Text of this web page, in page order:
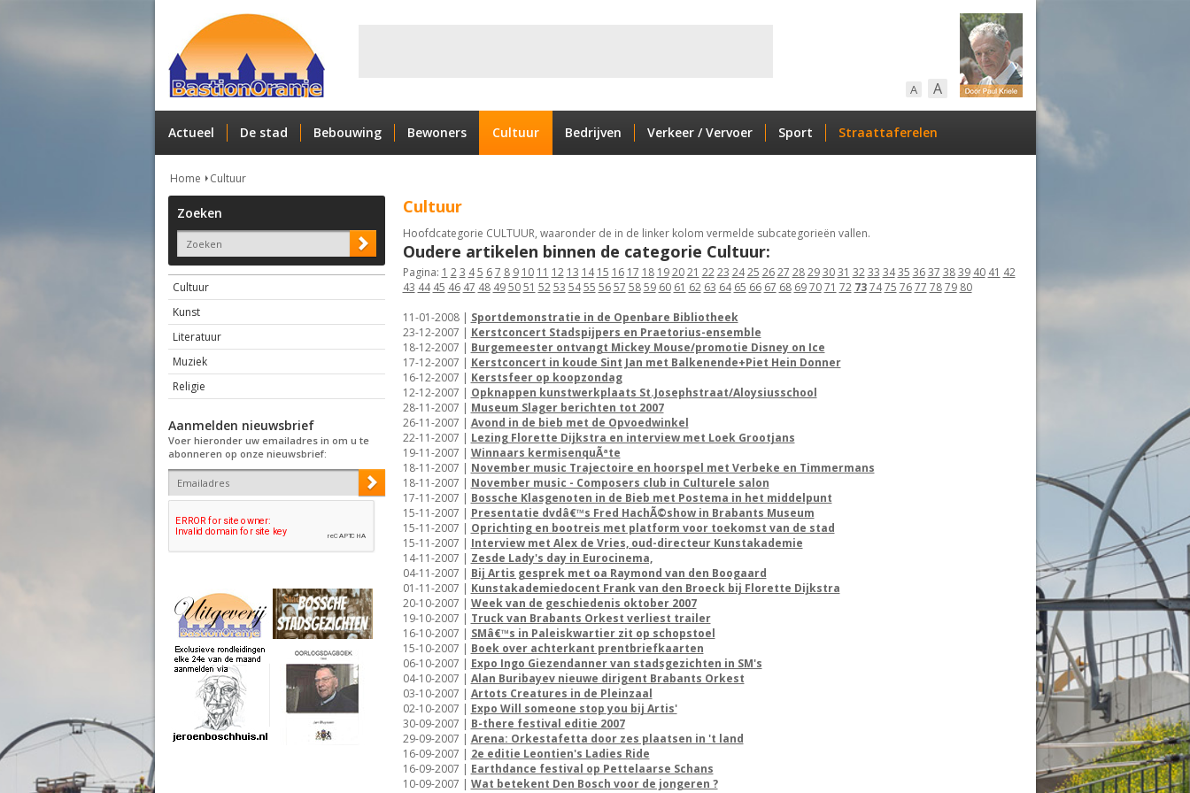
A A
Actueel De stad Bebouwing Bewoners Cultuur Bedrijven Verkeer / Vervoer Sport Straattaferelen
Home Cultuur
Zoeken
Cultuur
Kunst
Literatuur
Muziek
Religie
Aanmelden nieuwsbrief
Voer hieronder uw emailadres in om u te
abonneren op onze nieuwsbrief:
Cultuur
Hoofdcategorie CULTUUR, waaronder de in de linker kolom vermelde subcategorieën vallen.
Oudere artikelen binnen de categorie Cultuur:
Pagina: 1 2 3 4 5 6 7 8 9 10 11 12 13 14 15 16 17 18 19 20 21 22 23 24 25 26 27 28 29 30 31 32 33 34 35 36 37 38 39 40 41 42
43 44 45 46 47 48 49 50 51 52 53 54 55 56 57 58 59 60 61 62 63 64 65 66 67 68 69 70 71 72 73 74 75 76 77 78 79 80
11-01-2008 | Sportdemonstratie in de Openbare Bibliotheek
23-12-2007 | Kerstconcert Stadspijpers en Praetorius-ensemble
18-12-2007 | Burgemeester ontvangt Mickey Mouse/promotie Disney on Ice
17-12-2007 | Kerstconcert in koude Sint Jan met Balkenende+Piet Hein Donner
16-12-2007 | Kerstsfeer op koopzondag
12-12-2007 | Opknappen kunstwerkplaats St.Josephstraat/Aloysiusschool
28-11-2007 | Museum Slager berichten tot 2007
26-11-2007 | Avond in de bieb met de Opvoedwinkel
22-11-2007 | Lezing Florette Dijkstra en interview met Loek Grootjans
19-11-2007 | Winnaars kermisenquÃªte
18-11-2007 | November music Trajectoire en hoorspel met Verbeke en Timmermans
18-11-2007 | November music - Composers club in Culturele salon
17-11-2007 | Bossche Klasgenoten in de Bieb met Postema in het middelpunt
15-11-2007 | Presentatie dvdâ€™s Fred HachÃ©show in Brabants Museum
15-11-2007 | Oprichting en bootreis met platform voor toekomst van de stad
15-11-2007 | Interview met Alex de Vries, oud-directeur Kunstakademie
14-11-2007 | Zesde Lady's day in Eurocinema,
04-11-2007 | Bij Artis gesprek met oa Raymond van den Boogaard
01-11-2007 | Kunstakademiedocent Frank van den Broeck bij Florette Dijkstra
20-10-2007 | Week van de geschiedenis oktober 2007
19-10-2007 | Truck van Brabants Orkest verliest trailer
16-10-2007 | SMâ€™s in Paleiskwartier zit op schopstoel
15-10-2007 | Boek over achterkant prentbriefkaarten
06-10-2007 | Expo Ingo Giezendanner van stadsgezichten in SM's
04-10-2007 | Alan Buribayev nieuwe dirigent Brabants Orkest
03-10-2007 | Artots Creatures in de Pleinzaal
02-10-2007 | Expo Will someone stop you bij Artis'
30-09-2007 | B-there festival editie 2007
29-09-2007 | Arena: Orkestafetta door zes plaatsen in 't land
16-09-2007 | 2e editie Leontien's Ladies Ride
16-09-2007 | Earthdance festival op Pettelaarse Schans
10-09-2007 | Wat betekent Den Bosch voor de jongeren ?